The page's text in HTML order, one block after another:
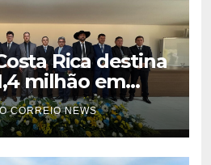
Rica destina
milhão em
investimentos
áreas
CORREIO NEWS